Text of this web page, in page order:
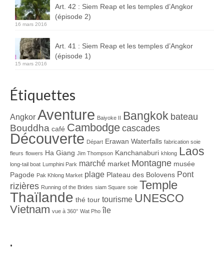
Blog
Catégories
Boucles d’articles
Commentaires récents
Nuage d’étiquettes
Flux RSS : Les articles
Flux Rss : Les commentaires
Images à la Une
Menu
Art. 42 : Siem Reap et les temples d’Angkor
(épisode 2)
16 mars 2016
Art. 41 : Siem Reap et les temples d’Angkor
(épisode 1)
15 mars 2016
Étiquettes
Angkor Aventure Baiyoke II Bangkok bateau
Bouddha café Cambodge cascades
Découverte Départ Erawan Waterfalls fabrication soie
fleurs flowers Ha Giang Jim Thompson Kanchanaburi khlong Laos
long-tail boat Lumphini Park marché market Montagne musée
Pagode Pak Khlong Market plage Plateau des Bolovens Pont
rizières Running of the Brides siam Square soie Temple
Thaïlande thé tour tourisme UNESCO
Vietnam vue à 360° Wat Pho île
.